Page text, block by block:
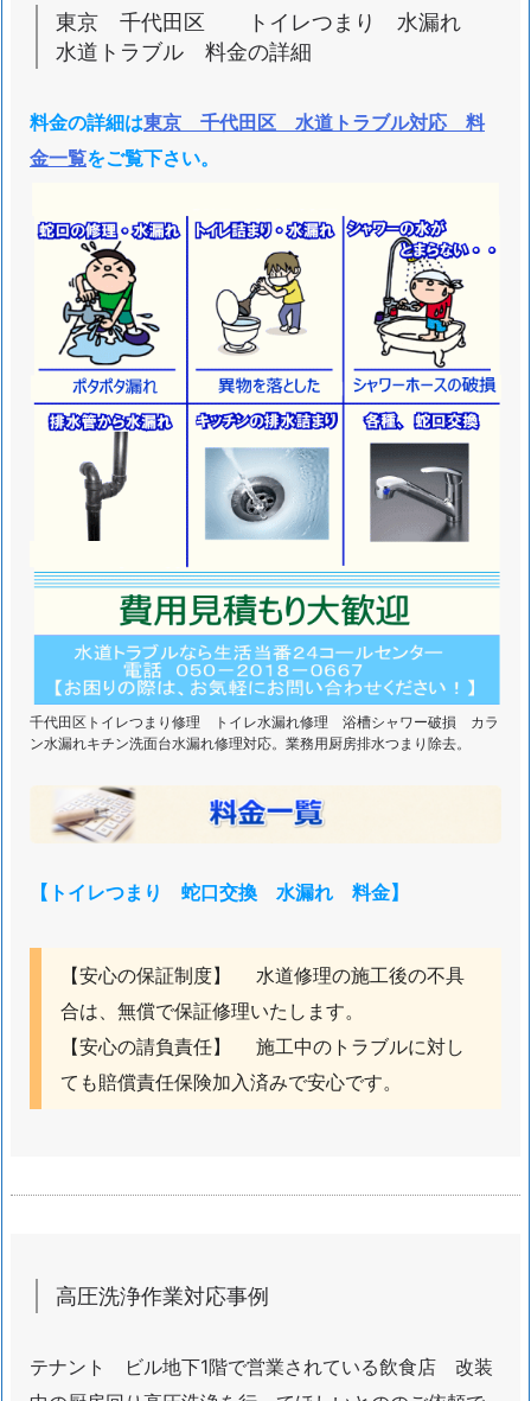
ト
イ
つ
り
漏
れ
道
ト
ラ
ブ
詳
1.
高
圧
作
対
例
1.
2.
1.
地
食
排
東京 千代田区 トイレつまり 水漏れ
水道トラブル 料金の詳細
料金の詳細は東京 千代田区 水道トラブル対応 料
金一覧をご覧下さい。
千代田区トイレつまり修理 トイレ水漏れ修理 浴槽シャワー破損 カラ
ン水漏れキチン洗面台水漏れ修理対応。業務用厨房排水つまり除去。
【トイレつまり 蛇口交換 水漏れ 料金】
【安心の保証制度】 水道修理の施工後の不具
合は、無償で保証修理いたします。
【安心の請負責任】 施工中のトラブルに対し
ても賠償責任保険加入済みで安心です。
高圧洗浄作業対応事例
テナント ビル地下1階で営業されている飲食店 改装